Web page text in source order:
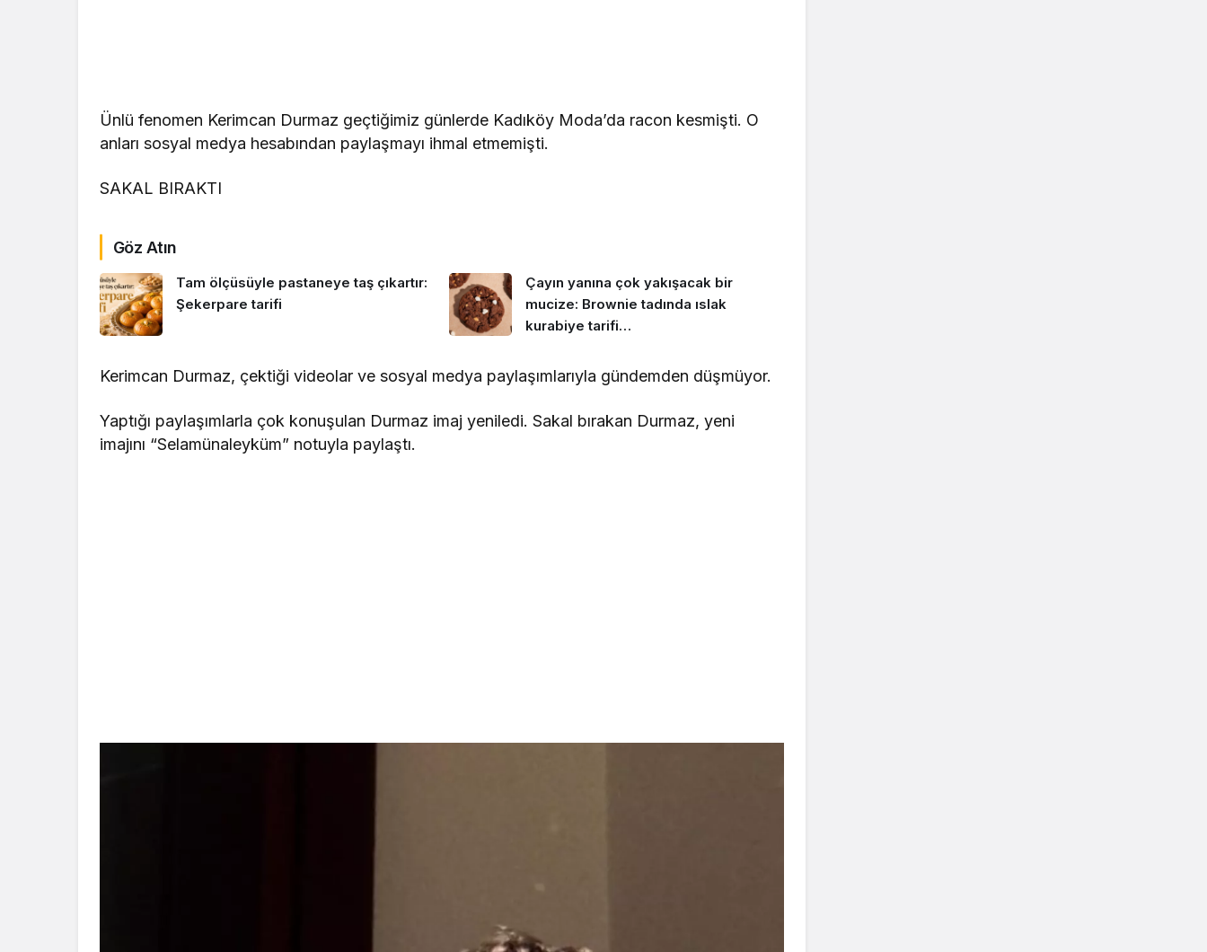
Ünlü fenomen Kerimcan Durmaz geçtiğimiz günlerde Kadıköy Moda’da racon kesmişti. O
anları sosyal medya hesabından paylaşmayı ihmal etmemişti.
SAKAL BIRAKTI
Göz Atın
Tam ölçüsüyle pastaneye taş çıkartır:
Şekerpare tarifi
Çayın yanına çok yakışacak bir
mucize: Brownie tadında ıslak
kurabiye tarifi…
Kerimcan Durmaz, çektiği videolar ve sosyal medya paylaşımlarıyla gündemden düşmüyor.
Yaptığı paylaşımlarla çok konuşulan Durmaz imaj yeniledi. Sakal bırakan Durmaz, yeni
imajını “Selamünaleyküm” notuyla paylaştı.